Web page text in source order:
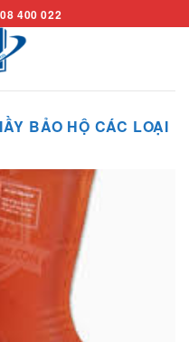
400 022
BẢO HỘ CÁC LOẠI